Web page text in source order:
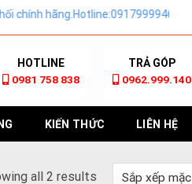
hãng.Hotline:0917999946
HOTLINE
0981 758 838
TRẢ GÓP
0962.999.140
KIẾN THỨC LIÊN HỆ
all 2 results